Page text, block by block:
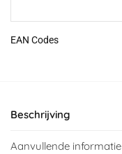
EAN Codes
Beschrijving
Aanvullende informatie